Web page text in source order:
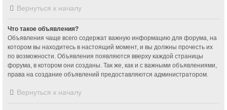
Вернуться к началу
Что такое объявления?
Объявления чаще всего содержат важную информацию для форума, на
котором вы находитесь в настоящий момент, и вы должны прочесть их
по возможности. Объявления появляются вверху каждой страницы
форума, в котором они созданы. Так же, как и с важными объявлениями,
права на создание объявлений предоставляются администратором.
Вернуться к началу